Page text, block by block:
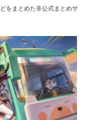
をまとめた非公式まとめサ